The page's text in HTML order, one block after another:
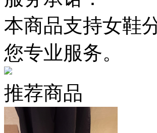
本商品支持女鞋
您专业服务。
推荐商品